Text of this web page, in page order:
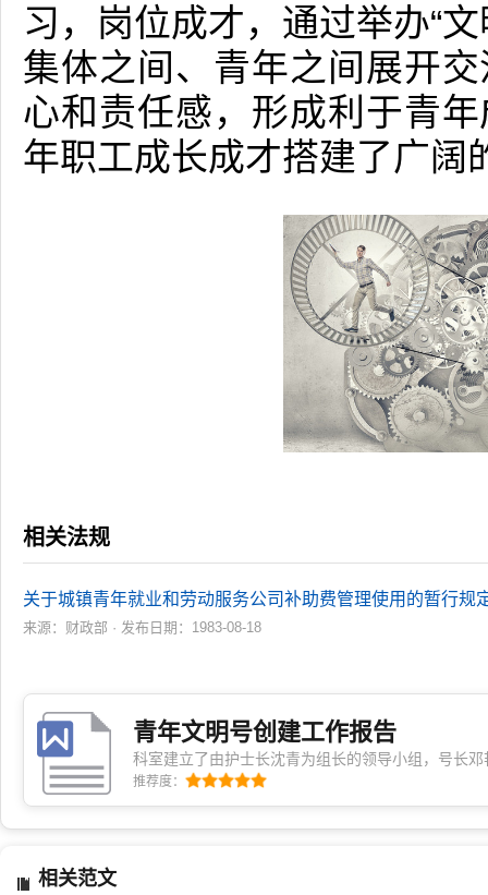
习，岗位成才，通过举办“
集体之间、青年之间展开
心和责任感，形成利于青
年职工成长成才搭建了广阔
相关法规
关于城镇青年就业和劳动服务公司补助费管理使用的暂行规
来源：财政部 · 发布日期：1983-08-18
青年文明号创建工作报告
科室建立了由护士长沈青为组长的领导小组，号长
料。领导小组成员重点落实，全体成员共同参与。本
如下：一、加强青年…
推荐度：
相关范文